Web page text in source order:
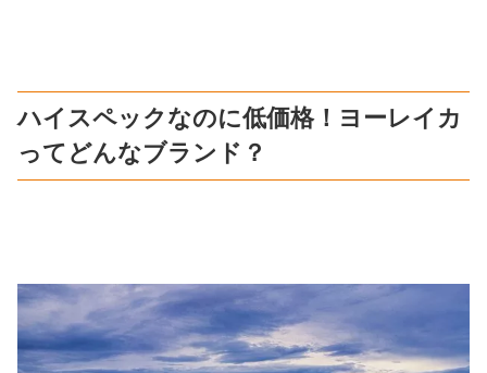
ハイスペックなのに低価格！ヨーレイカ
ってどんなブランド？